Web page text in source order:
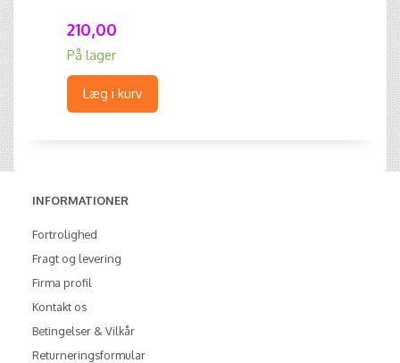
210,00
På lager
Læg i kurv
INFORMATIONER
Fortrolighed
Fragt og levering
Firma profil
Kontakt os
Betingelser & Vilkår
Returneringsformular